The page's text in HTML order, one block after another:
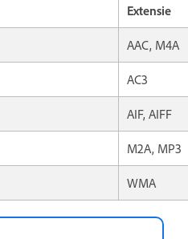
Extensie
AAC, M4A
AC3
AIF, AIFF
M2A, MP3
WMA